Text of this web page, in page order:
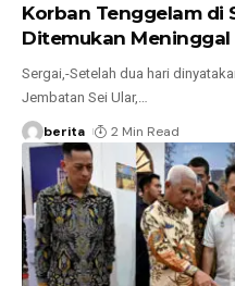
Korban Tenggelam di
Ditemukan Meninggal
Sergai,-Setelah dua hari
Jembatan Sei Ular,…
berita 2 Min Read